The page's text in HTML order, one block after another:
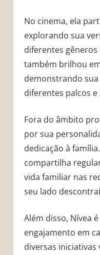
No cinema, ela
explorando sua
diferentes gêneros
também brilhou
demonstrando
diferentes palcos e
Fora do âmbito
por sua
dedicação à
compartilha
vida familiar nas
seu lado
Além disso, Nívea
engajamento em
diversas